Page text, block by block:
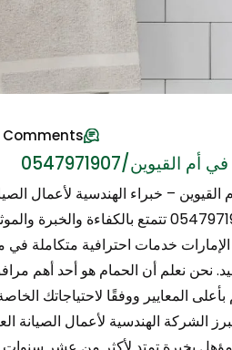
Comments
0547971907
– خبراء الهندسية لأعمال
وترميم حمامات في أم القيوين 0547971907
خدمات احترافية متكاملة في
نحن نعلم أن الحمام هو أحد أهم
المعايير ووفقًا لاحتياجاتك